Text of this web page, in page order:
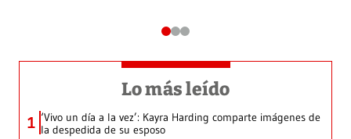
Lo más leído
1 ‘Vivo un día a la vez’: Kayra Harding comparte imágenes de
la despedida de su esposo